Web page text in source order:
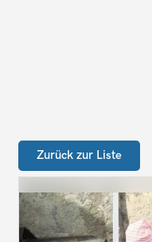
Zurück zur Liste